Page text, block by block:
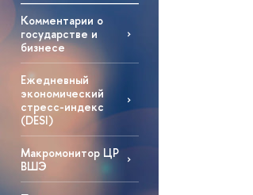
Комментарии о
государстве и
бизнесе
Ежедневный
экономический
стресс-индекс
(DESI)
Макромонитор ЦР
ВШЭ